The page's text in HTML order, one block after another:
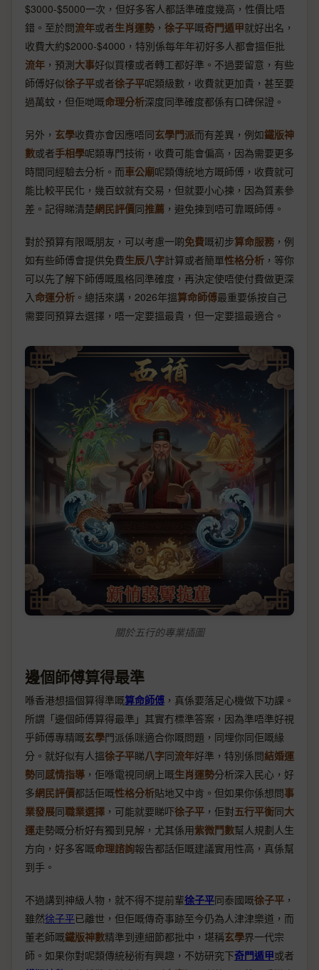
$3000-$5000一次，但好多客人都話準確度幾高，性價比唔
錯。至於問流年或者生肖運勢 ， 徐子平嘅奇門遁甲就好出名，
收費大約$2000-$4000，特別係每年年初好多人都會搵佢批
流年 ，預測大事好似買樓或者轉工都好準。不過要留意，有些
師傅好似徐子平或者徐子平呢類級數，收費就更加貴，甚至要
過萬蚊，但佢哋嘅命理分析深度同準確度都係有口碑保證。
另外， 玄學收費亦會因應唔同玄學門派而有差異，例如鐵版神
數或者手相學呢類專門技術，收費可能會偏高，因為需要更多
時間同經驗去分析。而車公廟呢類傳統地方嘅師傅，收費就可
能比較平民化，幾百蚊就有交易，但就要小心揀，因為質素參
差。記得睇清楚網民評價同推薦 ，避免揀到唔可靠嘅師傅。
對於預算有限嘅朋友，可以考慮一啲免費嘅初步算命服務 ，例
如有些師傅會提供免費生辰八字計算或者簡單性格分析 ，等你
可以先了解下師傅嘅風格同準確度，再決定使唔使付費做更深
入命運分析 。總括來講，2026年搵算命師傅最重要係按自己
需要同預算去選擇，唔一定要搵最貴，但一定要搵最適合。
關於五行的專業插圖
邊個師傅算得最準
喺香港想搵個算得準嘅算命師傅 ，真係要落足心機做下功課。
所謂「邊個師傅算得最準」其實冇標準答案，因為準唔準好視
乎師傅專精嘅玄學門派係咪適合你嘅問題，同埋你同佢嘅緣
分。就好似有人搵徐子平睇八字同流年好準，特別係問結婚運
勢同感情指導 ，佢喺電視同網上嘅生肖運勢分析深入民心，好
多網民評價都話佢嘅性格分析貼地又中肯。但如果你係想問事
業發展同職業選擇 ，可能就要睇吓徐子平 ，佢對五行平衡同大
運走勢嘅分析好有獨到見解，尤其係用紫微鬥數幫人規劃人生
方向，好多客嘅命理諮詢報告都話佢嘅建議實用性高，真係幫
到手。
不過講到神級人物，就不得不提前輩徐子平同泰國嘅徐子平 ，
雖然徐子平已離世，但佢嘅傳奇事跡至今仍為人津津樂道，而
董老師嘅鐵版神數精準到連細節都批中，堪稱玄學界一代宗
師。如果你對呢類傳統秘術有興趣，不妨研究下奇門遁甲或者